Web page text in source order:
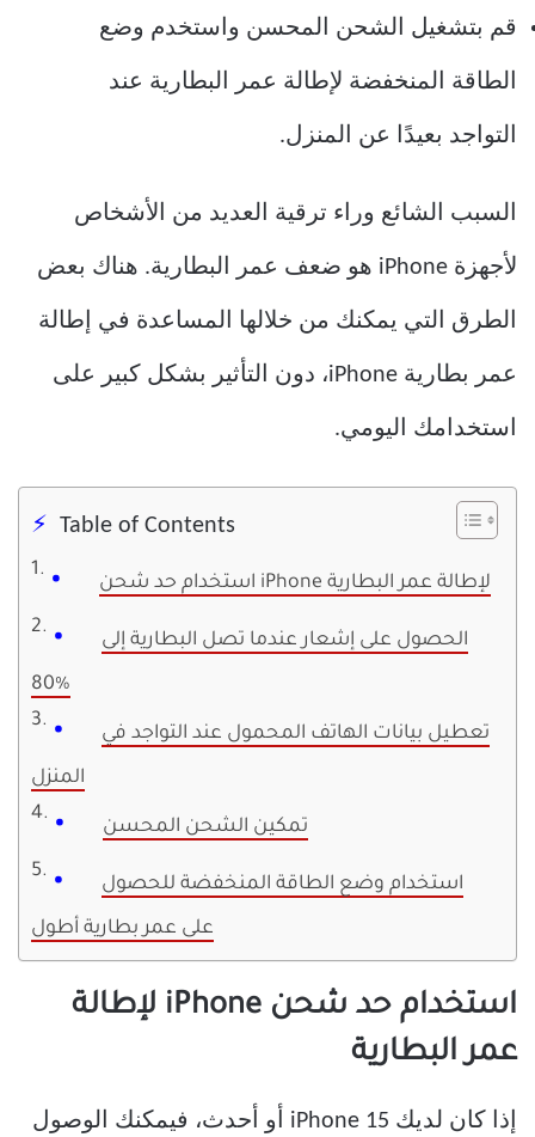
قم بتشغيل الشحن المحسن واستخدم وضع
الطاقة المنخفضة لإطالة عمر البطارية عند
التواجد بعيدًا عن المنزل.
السبب الشائع وراء ترقية العديد من الأشخاص
لأجهزة iPhone هو ضعف عمر البطارية. هناك بعض
الطرق التي يمكنك من خلالها المساعدة في إطالة
عمر بطارية iPhone، دون التأثير بشكل كبير على
استخدامك اليومي.
Table of Contents
استخدام حد شحن iPhone لإطالة عمر البطارية
الحصول على إشعار عندما تصل البطارية إلى
80%
تعطيل بيانات الهاتف المحمول عند التواجد في
المنزل
تمكين الشحن المحسن
استخدام وضع الطاقة المنخفضة للحصول
على عمر بطارية أطول
استخدام حد شحن iPhone لإطالة
عمر البطارية
إذا كان لديك iPhone 15 أو أحدث، فيمكنك الوصول